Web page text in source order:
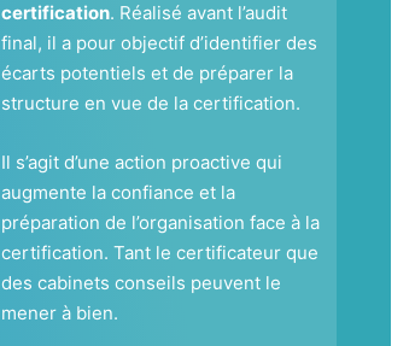
certification. Réalisé avant l’audit
final, il a pour objectif d’identifier des
écarts potentiels et de préparer la
structure en vue de la certification.
Il s’agit d’une action proactive qui
augmente la confiance et la
préparation de l’organisation face à la
certification. Tant le certificateur que
des cabinets conseils peuvent le
mener à bien.